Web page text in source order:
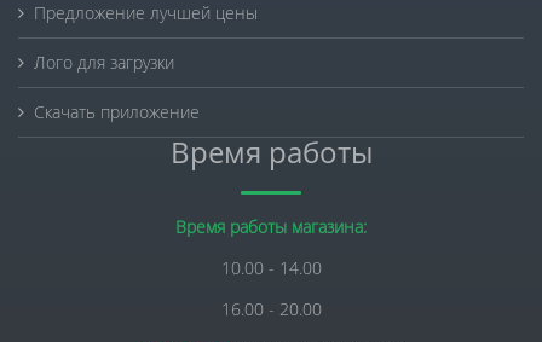
Предложение лучшей цены
Лого для загрузки
Скачать приложение
Время работы
Время работы магазина:
10.00 - 14.00
16.00 - 20.00